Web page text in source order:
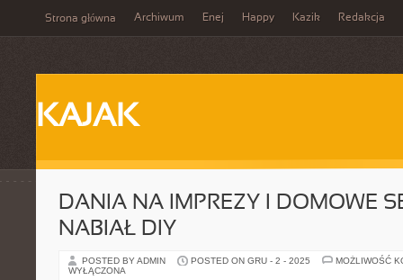
Strona główna Archiwum Enej Happy Kazik Redakcja
KAJAK
DANIA NA IMPREZY I DOMOWE
NABIAŁ DIY
POSTED BY ADMIN POSTED ON GRU - 2 - 2025
MOŻLIWOŚĆ
WYŁĄCZONA